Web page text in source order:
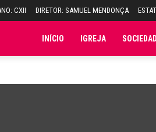
CXII DIRETOR: SAMUEL MENDONÇA
INÍCIO IGREJA